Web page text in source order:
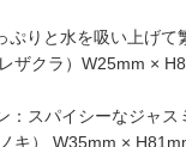
りと水を吸い上げ
ザクラ）W25mm ×
スパイシーなジャス
キ） W35mm ×